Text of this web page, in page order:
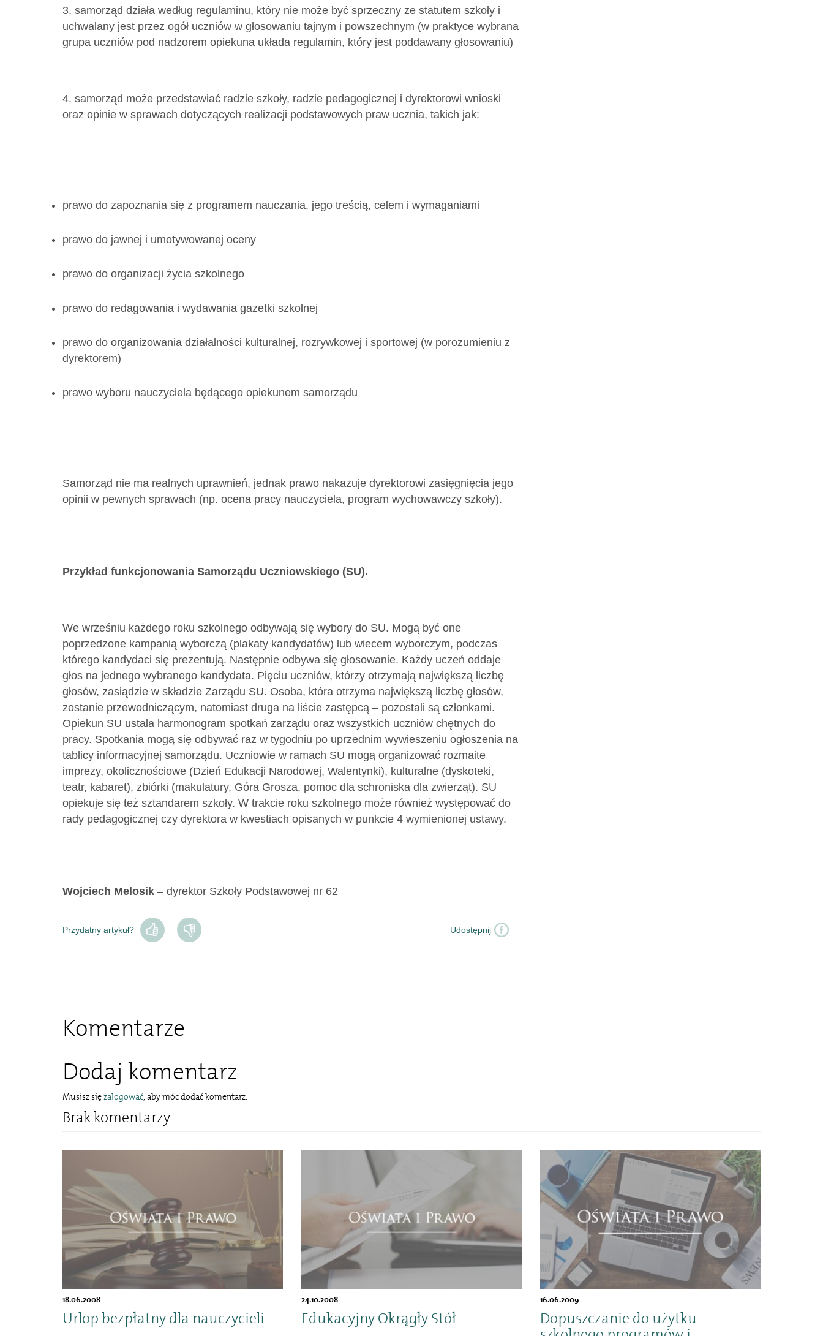
3. samorząd działa według regulaminu, który nie może być sprzeczny ze statutem szkoły i
uchwalany jest przez ogół uczniów w głosowaniu tajnym i powszechnym (w praktyce wybrana
grupa uczniów pod nadzorem opiekuna układa regulamin, który jest poddawany głosowaniu)
4. samorząd może przedstawiać radzie szkoły, radzie pedagogicznej i dyrektorowi wnioski
oraz opinie w sprawach dotyczących realizacji podstawowych praw ucznia, takich jak:
prawo do zapoznania się z programem nauczania, jego treścią, celem i wymaganiami
prawo do jawnej i umotywowanej oceny
prawo do organizacji życia szkolnego
prawo do redagowania i wydawania gazetki szkolnej
prawo do organizowania działalności kulturalnej, rozrywkowej i sportowej (w porozumieniu z
dyrektorem)
prawo wyboru nauczyciela będącego opiekunem samorządu
Samorząd nie ma realnych uprawnień, jednak prawo nakazuje dyrektorowi zasięgnięcia jego
opinii w pewnych sprawach (np. ocena pracy nauczyciela, program wychowawczy szkoły).
Przykład funkcjonowania Samorządu Uczniowskiego (SU).
We wrześniu każdego roku szkolnego odbywają się wybory do SU. Mogą być one
poprzedzone kampanią wyborczą (plakaty kandydatów) lub wiecem wyborczym, podczas
którego kandydaci się prezentują. Następnie odbywa się głosowanie. Każdy uczeń oddaje
głos na jednego wybranego kandydata. Pięciu uczniów, którzy otrzymają największą liczbę
głosów, zasiądzie w składzie Zarządu SU. Osoba, która otrzyma największą liczbę głosów,
zostanie przewodniczącym, natomiast druga na liście zastępcą – pozostali są członkami.
Opiekun SU ustala harmonogram spotkań zarządu oraz wszystkich uczniów chętnych do
pracy. Spotkania mogą się odbywać raz w tygodniu po uprzednim wywieszeniu ogłoszenia na
tablicy informacyjnej samorządu. Uczniowie w ramach SU mogą organizować rozmaite
imprezy, okolicznościowe (Dzień Edukacji Narodowej, Walentynki), kulturalne (dyskoteki,
teatr, kabaret), zbiórki (makulatury, Góra Grosza, pomoc dla schroniska dla zwierząt). SU
opiekuje się też sztandarem szkoły. W trakcie roku szkolnego może również występować do
rady pedagogicznej czy dyrektora w kwestiach opisanych w punkcie 4 wymienionej ustawy.
Wojciech Melosik – dyrektor Szkoły Podstawowej nr 62
Przydatny artykuł? Udostępnij
Komentarze
Dodaj komentarz
Musisz sięzalogować, aby móc dodać komentarz.
Brak komentarzy
18.06.2008
Urlop bezpłatny dla nauczycieli
24.10.2008
Edukacyjny Okrągły Stół
16.06.2009
Dopuszczanie do użytku